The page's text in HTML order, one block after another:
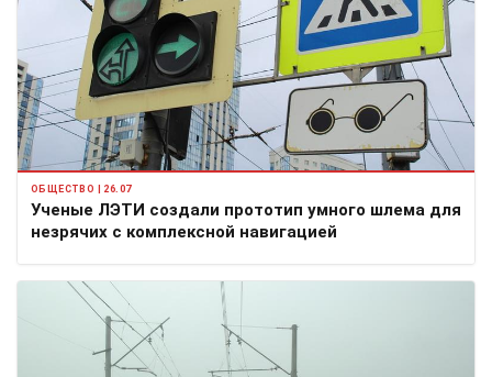
ОБЩЕСТВО | 26.07
Ученые ЛЭТИ создали прототип умного шлема для
незрячих с комплексной навигацией